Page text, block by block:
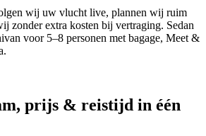
wij uw vlucht live, plannen wij ruim
zonder extra kosten bij vertraging. Sedan
voor 5–8 personen met bagage, Meet &
prijs & reistijd in één